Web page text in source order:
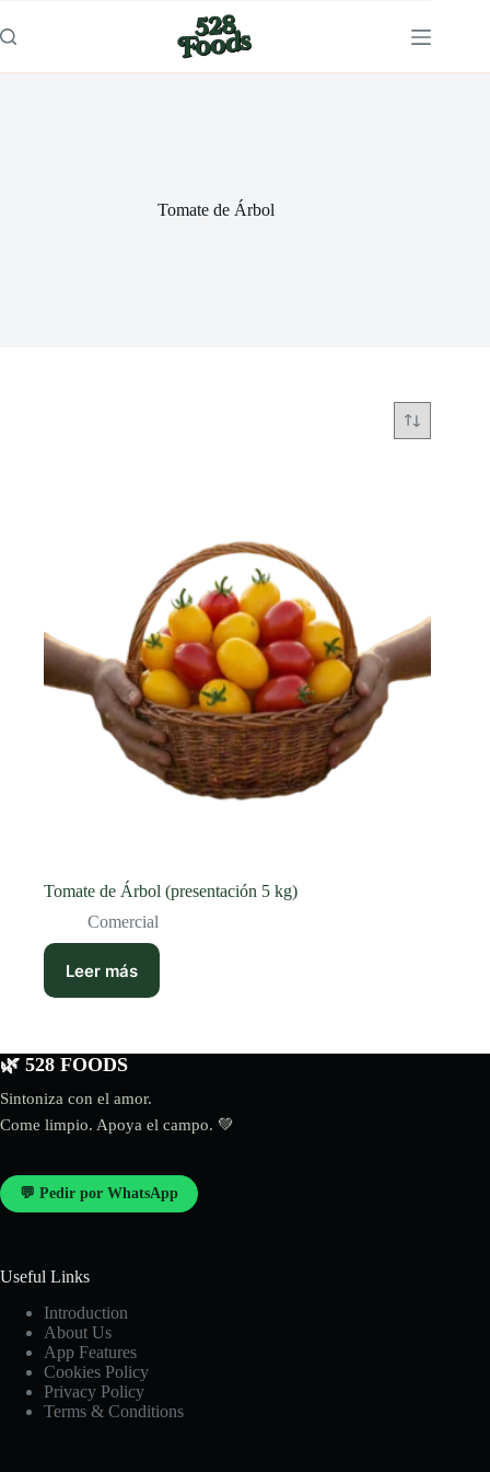
al
contenido
Tomate de Árbol
Tomate de Árbol (presentación 5 kg)
Comercial
Leer más
🌿 528 FOODS
Sintoniza con el amor.
Come limpio. Apoya el campo. 💚
💬 Pedir por WhatsApp
Useful Links
Introduction
About Us
App Features
Cookies Policy
Privacy Policy
Terms & Conditions